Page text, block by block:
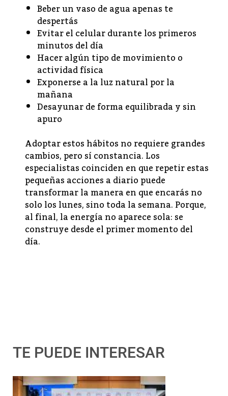
Beber un vaso de agua apenas te
despertás
Evitar el celular durante los primeros
minutos del día
Hacer algún tipo de movimiento o
actividad física
Exponerse a la luz natural por la
mañana
Desayunar de forma equilibrada y sin
apuro
Adoptar estos hábitos no requiere grandes
cambios, pero sí constancia. Los
especialistas coinciden en que repetir estas
pequeñas acciones a diario puede
transformar la manera en que encarás no
solo los lunes, sino toda la semana. Porque,
al final, la energía no aparece sola: se
construye desde el primer momento del
día.
TE PUEDE INTERESAR